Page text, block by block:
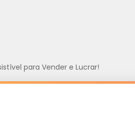
para Vender e Lucrar!